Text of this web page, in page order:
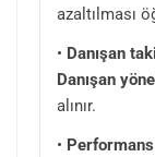
azaltılması
• Danışan
Danışan
alınır.
•